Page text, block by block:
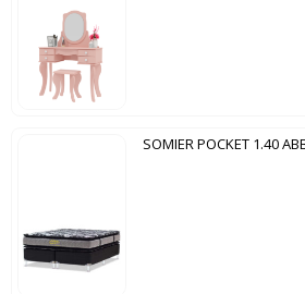
SOMIER POCKET 1.40